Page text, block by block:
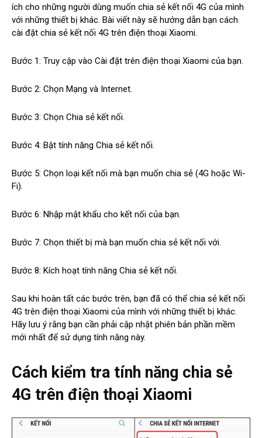
ích cho những người dùng muốn chia sẻ kết nối 4G của mình
với những thiết bị khác. Bài viết này sẽ hướng dẫn bạn cách
cài đặt chia sẻ kết nối 4G trên điện thoại Xiaomi.
Bước 1: Truy cập vào Cài đặt trên điện thoại Xiaomi của bạn.
Bước 2: Chọn Mạng và Internet.
Bước 3: Chọn Chia sẻ kết nối.
Bước 4: Bật tính năng Chia sẻ kết nối.
Bước 5: Chọn loại kết nối mà bạn muốn chia sẻ (4G hoặc Wi-
Fi).
Bước 6: Nhập mật khẩu cho kết nối của bạn.
Bước 7: Chọn thiết bị mà bạn muốn chia sẻ kết nối với.
Bước 8: Kích hoạt tính năng Chia sẻ kết nối.
Sau khi hoàn tất các bước trên, bạn đã có thể chia sẻ kết nối
4G trên điện thoại Xiaomi của mình với những thiết bị khác.
Hãy lưu ý rằng bạn cần phải cập nhật phiên bản phần mềm
mới nhất để sử dụng tính năng này.
Cách kiểm tra tính năng chia sẻ
4G trên điện thoại Xiaomi